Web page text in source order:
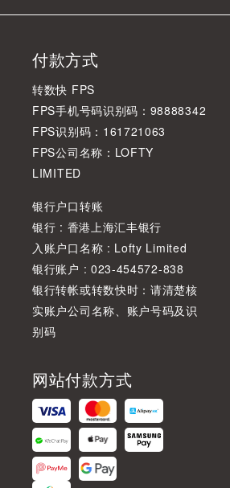
付款方式
转数快 FPS
FPS手机号码识别码：98888342
FPS识别码：161721063
FPS公司名称：LOFTY
LIMITED
银行户口转账
银行 : 香港上海汇丰银行
入账户口名称 : Lofty Limited
银行账户 : 023-454572-838
银行转帐或转数快时：请清楚核
实账户公司名称、账户号码及识
别码
网站付款方式